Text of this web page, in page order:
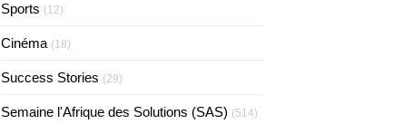
Sports (12)
Cinéma (18)
Success Stories (29)
Semaine l'Afrique des Solutions (SAS) (514)